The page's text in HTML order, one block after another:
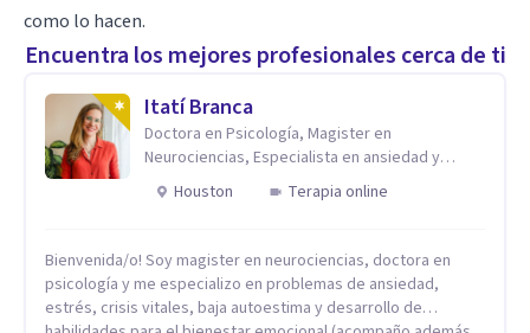
como lo hacen.
Encuentra los mejores profesionales cerca de ti
Itatí Branca
Doctora en Psicología, Magister en
Neurociencias, Especialista en ansiedad y
mindfulness
Houston Terapia online
Bienvenida/o! Soy magister en neurociencias, doctora en
psicología y me especializo en problemas de ansiedad,
estrés, crisis vitales, baja autoestima y desarrollo de